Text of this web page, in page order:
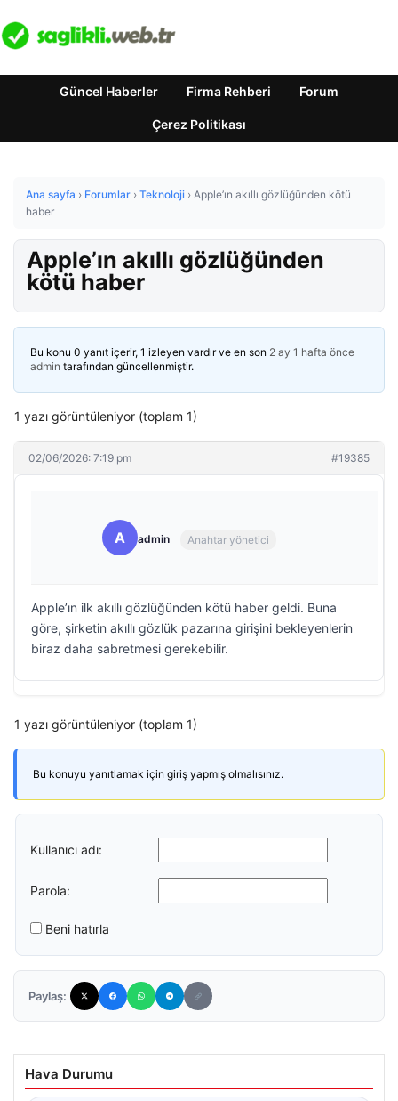
Güncel Haberler Firma Rehberi Forum
Çerez Politikası
Ana sayfa › Forumlar › Teknoloji › Apple’ın akıllı gözlüğünden kötü
haber
Apple’ın akıllı gözlüğünden
kötü haber
Bu konu 0 yanıt içerir, 1 izleyen vardır ve en son 2 ay 1 hafta önce
admin tarafından güncellenmiştir.
1 yazı görüntüleniyor (toplam 1)
02/06/2026: 7:19 pm #19385
A admin Anahtar yönetici
Apple’ın ilk akıllı gözlüğünden kötü haber geldi. Buna
göre, şirketin akıllı gözlük pazarına girişini bekleyenlerin
biraz daha sabretmesi gerekebilir.
1 yazı görüntüleniyor (toplam 1)
Bu konuyu yanıtlamak için giriş yapmış olmalısınız.
Kullanıcı adı:
Parola:
Beni hatırla
Paylaş:
Hava Durumu